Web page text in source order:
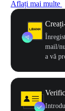
Aflați mai multe
mail/
a vă